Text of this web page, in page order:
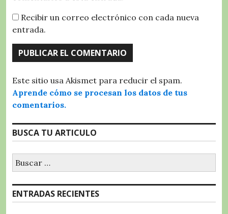
Recibir un correo electrónico con cada nueva
entrada.
Este sitio usa Akismet para reducir el spam.
Aprende cómo se procesan los datos de tus
comentarios.
BUSCA TU ARTICULO
ENTRADAS RECIENTES